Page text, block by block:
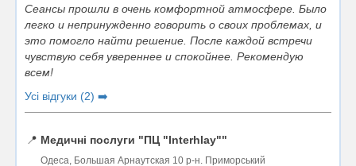
Сеансы прошли в очень комфортной атмосфере. Было
легко и непринужденно говорить о своих проблемах, и
это помогло найти решение. После каждой встречи
чувствую себя увереннее и спокойнее. Рекомендую
всем!
Усі відгуки (2) ➡️
📍 Медичні послуги "ПЦ "Interhlay""
Одеса, Большая Арнаутская 10 р-н. Приморський